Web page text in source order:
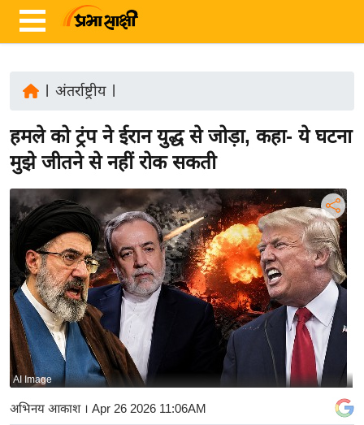
ज़ा
ख
ब
र
ष्ट्री
य
अं
त
र्रा
ष्ट्री
य
बि
अंतर्राष्ट्रीय|
हमले को ट्रंप ने ईरान युद्ध से जोड़ा, कहा- ये घटना
मुझे जीतने से नहीं रोक सकती
AI Image
अभिनय आकाश। Apr 26 2026 11:06AM